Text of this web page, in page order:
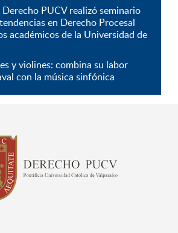
PUCV realizó seminario
en Derecho Procesal
académicos de la Universidad de
y violines: combina su labor
con la música sinfónica